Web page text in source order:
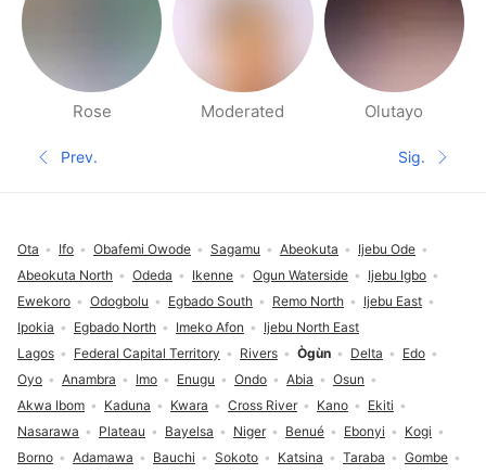
Rose Moderated Olutayo
Páginas de gente cerca
Página anterior
Prev. Sig.
Lagos Federal Capital Territory Rivers Ògùn Delta
Edo
Oyo
Anambra Imo Enugu Ondo Abia
Osun
Akwa Ibom
Kaduna Kwara Cross River Kano
Ekiti
Nasarawa
Plateau Bayelsa Niger Benué Ebonyi
Kogi
Borno
Adamawa Bauchi Sokoto Katsina Taraba
Gombe
Ota Ifo Obafemi Owode Sagamu Abeokuta
Ijebu Ode
Abeokuta North
Odeda Ikenne Ogun Waterside
Ijebu Igbo
Ewekoro
Odogbolu Egbado South Remo North
Ijebu East
Ipokia
Egbado North Imeko Afon Ijebu North East